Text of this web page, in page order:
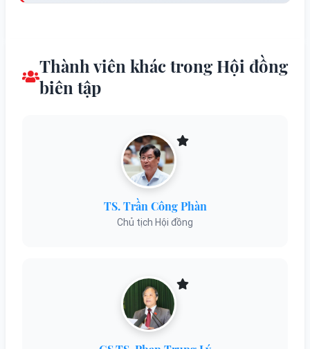
Thành viên khác trong Hội đồng
biên tập
TS. Trần Công Phàn
Chủ tịch Hội đồng